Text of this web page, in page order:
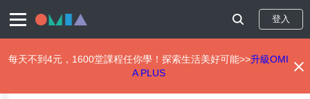
登入
每天不到4元，1600堂課程任你學！探索生活美好可能>>升級OMI
A PLUS